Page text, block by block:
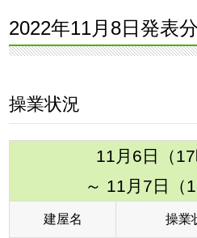
2022年11月8日発表分
操業状況
11月6日（17
～ 11月7日（
建屋名 操業